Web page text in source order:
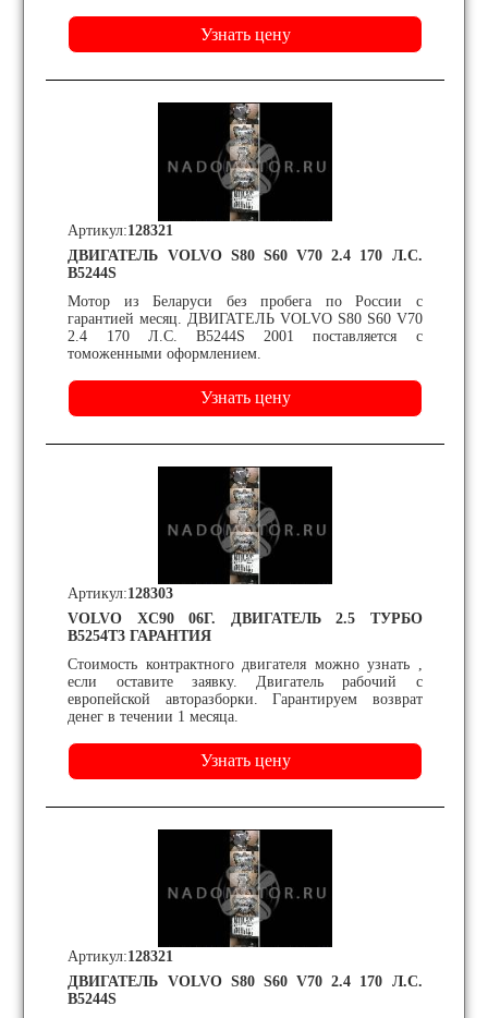
ДВИГАТЕЛЬ VOLVO S80 S60 V70 2.4 170 Л.С.
B5244S
Мотор из Беларуси без пробега по России с
гарантией месяц. ДВИГАТЕЛЬ VOLVO S80 S60 V70
2.4 170 Л.С. B5244S 2001 поставляется с
томоженными оформлением.
Артикул:128321
VOLVO XC90 06Г. ДВИГАТЕЛЬ 2.5 ТУРБО
B5254T3 ГАРАНТИЯ
Стоимость контрактного двигателя можно узнать ,
если оставите заявку. Двигатель рабочий с
европейской авторазборки. Гарантируем возврат
денег в течении 1 месяца.
Артикул:128303
ДВИГАТЕЛЬ VOLVO S80 S60 V70 2.4 170 Л.С.
B5244S
Артикул:128321